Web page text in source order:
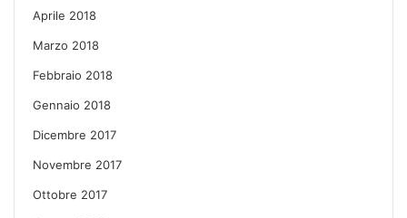
Aprile 2018
Marzo 2018
Febbraio 2018
Gennaio 2018
Dicembre 2017
Novembre 2017
Ottobre 2017